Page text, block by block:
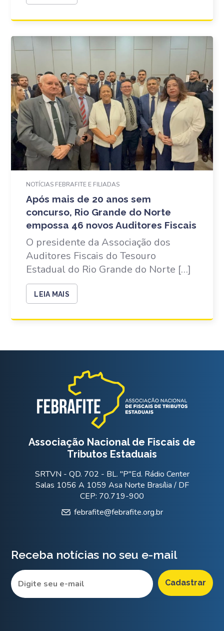
NOTÍCIAS FEBRAFITE E FILIADAS
Após mais de 20 anos sem
concurso, Rio Grande do Norte
empossa 46 novos Auditores Fiscais
O presidente da Associação dos
Auditores Fiscais do Tesouro
Estadual do Rio Grande do Norte […]
LEIA MAIS
Associação Nacional de Fiscais de
Tributos Estaduais
SRTVN - QD. 702 - BL. "P"Ed. Rádio Center
Salas 1056 A 1059 Asa Norte Brasília / DF
CEP: 70.719-900
febrafite@febrafite.org.br
Receba notícias no seu e-mail